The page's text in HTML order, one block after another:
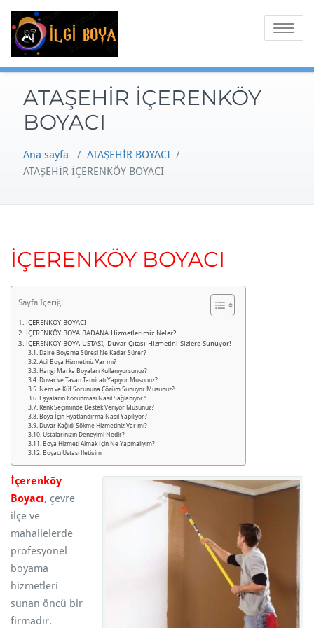
content
Toggle
ATAŞEHİR İÇERENKÖY
BOYACI
Ana sayfa / ATAŞEHİR BOYACI /
ATAŞEHİR İÇERENKÖY BOYACI
İÇERENKÖY BOYACI
Sayfa İçeriği
İÇERENKÖY BOYACI
İÇERENKÖY BOYA BADANA Hizmetlerimiz Neler?
İÇERENKÖY BOYA USTASI, Duvar Çıtası Hizmetini Sizlere Sunuyor!
Daire Boyama Süresi Ne Kadar Sürer?
Acil Boya Hizmetiniz Var mı?
Hangi Marka Boyaları Kullanıyorsunuz?
Duvar ve Tavan Tamiratı Yapıyor Musunuz?
Nem ve Küf Sorununa Çözüm Sunuyor Musunuz?
Eşyaların Korunması Nasıl Sağlanıyor?
Renk Seçiminde Destek Veriyor Musunuz?
Boya İçin Fiyatlandırma Nasıl Yapılıyor?
Duvar Kağıdı Sökme Hizmetiniz Var mı?
Ustalarınızın Deneyimi Nedir?
Boya Hizmeti Almak İçin Ne Yapmalıyım?
Boyacı Ustası İletişim
İçerenköy
Boyacı, çevre
ilçe ve
mahallelerde
profesyonel
boyama
hizmetleri
sunan öncü bir
firmadır.